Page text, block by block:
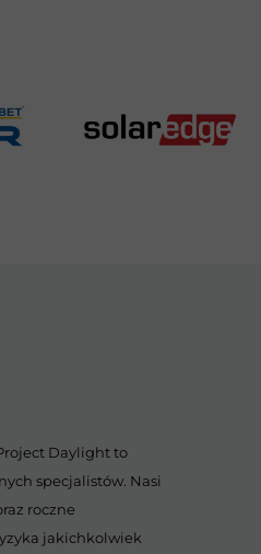
Daylight to
specjalistów. Nasi
roczne
jakichkolwiek